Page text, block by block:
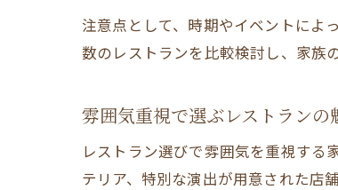
注意点として、時期やイベントによ
数のレストランを比較検討し、家族
雰囲気重視で選ぶレストランの
レストラン選びで雰囲気を重視する
テリア、特別な演出が用意された店